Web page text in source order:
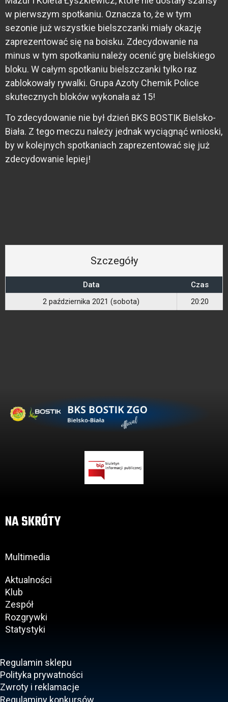
w pierwszym spotkaniu. Oznacza to, że w tym
sezonie już wszystkie bielszczanki miały okazję
zaprezentować się na boisku. Zdecydowanie na
minus w tym spotkaniu należy ocenić grę bielskiego
bloku. W całym spotkaniu bielszczanki tylko raz
zablokowały rywalki. Grupa Azoty Chemik Police
skutecznych bloków wykonała aż 15!
To zdecydowanie nie był dzień BKS BOSTIK Bielsko-
Biała. Z tego meczu należy jednak wyciągnąć wnioski,
by w kolejnych spotkaniach zaprezentować się już
zdecydowanie lepiej!
Szczegóły
Data
Czas
2 października 2021 (sobota)
20:20
NA SKRÓTY
Multimedia
Aktualności
Klub
Zespół
Rozgrywki
Statystyki
Regulamin sklepu
Polityka prywatności
Zwroty i reklamacje
Regulaminy konkursów